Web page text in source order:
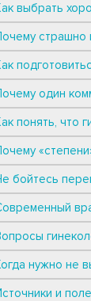
выбрать
страшно
один
понять, что
бойтесь
нужно не
и